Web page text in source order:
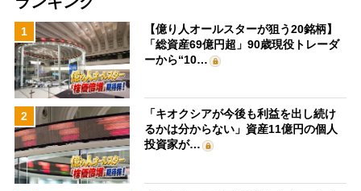
1
【億り人オールスターが狙う20銘柄】
「総資産69億円超」90歳現役トレーダ
ーから“10…
2
「キオクシアが今後も利益を出し続け
るかは分からない」資産11億円の個人
投資家が…